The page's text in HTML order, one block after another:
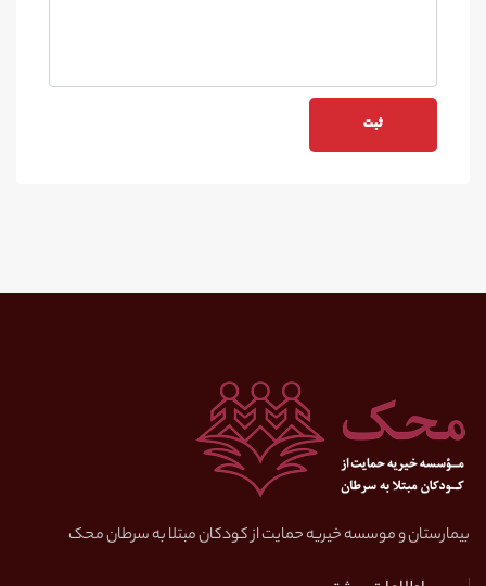
بیمارستان و موسسه خیریه حمایت از کودکان مبتلا به سرطان محک